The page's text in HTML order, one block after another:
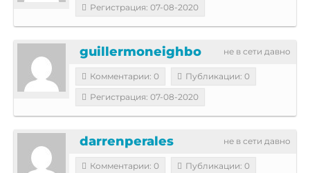
Регистрация: 07-08-2020
не в сети давно
guillermoneighbo
Комментарии: 0
Публикации: 0
Регистрация: 07-08-2020
не в сети давно
darrenperales
Комментарии: 0
Публикации: 0